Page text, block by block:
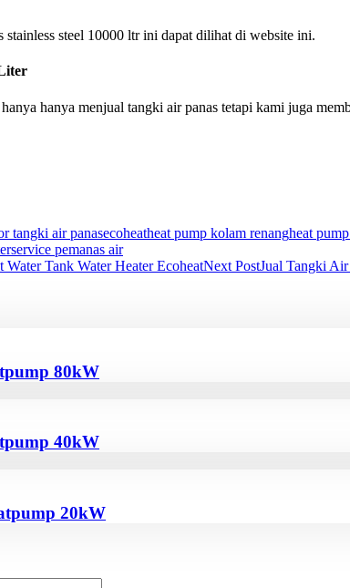
stainless steel 10000 ltr ini dapat dilihat di website ini.
hanya menjual tangki air panas tetapi kami juga
tangki air panasecoheatheat pump kolam renangheat
service pemanas air
Tank Water Heater EcoheatNext PostJual Tangki
80kW
40kW
20kW